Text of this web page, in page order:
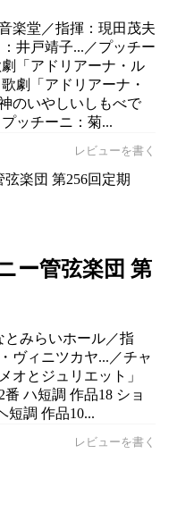
楽堂／指揮：現田茂夫
井戸靖子...／プッチー
「アドリアーナ・ル
劇「アドリアーナ・
のいやしいしもべで
ッチーニ：菊...
レビューを書く
ー管弦楽団 第
とみらいホール／指
ヴィニツカヤ...／チャ
オとジュリエット」
ハ短調 作品18 ショ
短調 作品10...
レビューを書く